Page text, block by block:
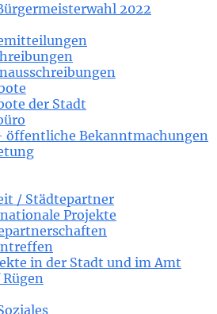
2022
der Stadt
öffentliche Bekanntmachungen
/ Städtepartner
Projekte
in der Stadt und im Amt